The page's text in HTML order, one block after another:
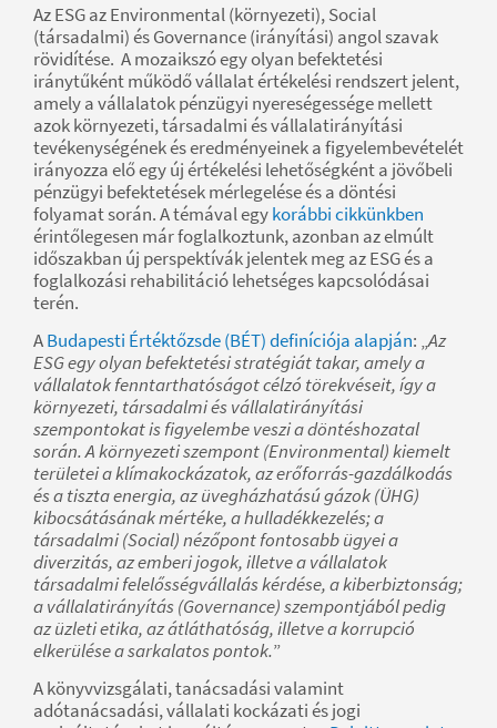
Az ESG az Environmental (környezeti), Social
(társadalmi) és Governance (irányítási) angol szavak
rövidítése. A mozaikszó egy olyan befektetési
iránytűként működő vállalat értékelési rendszert jelent,
amely a vállalatok pénzügyi nyereségessége mellett
azok környezeti, társadalmi és vállalatirányítási
tevékenységének és eredményeinek a figyelembevételét
irányozza elő egy új értékelési lehetőségként a jövőbeli
pénzügyi befektetések mérlegelése és a döntési
folyamat során. A témával egykorábbi cikkünkben
érintőlegesen már foglalkoztunk, azonban az elmúlt
időszakban új perspektívák jelentek meg az ESG és a
foglalkozási rehabilitáció lehetséges kapcsolódásai
terén.
ABudapesti Értéktőzsde (BÉT) definíciója alapján: „Az
ESG egy olyan befektetési stratégiát takar, amely a
vállalatok fenntarthatóságot célzó törekvéseit, így a
környezeti, társadalmi és vállalatirányítási
szempontokat is figyelembe veszi a döntéshozatal
során. A környezeti szempont (Environmental) kiemelt
területei a klímakockázatok, az erőforrás-gazdálkodás
és a tiszta energia, az üvegházhatású gázok (ÜHG)
kibocsátásának mértéke, a hulladékkezelés; a
társadalmi (Social) nézőpont fontosabb ügyei a
diverzitás, az emberi jogok, illetve a vállalatok
társadalmi felelősségvállalás kérdése, a kiberbiztonság;
a vállalatirányítás (Governance) szempontjából pedig
az üzleti etika, az átláthatóság, illetve a korrupció
elkerülése a sarkalatos pontok.”
A könyvvizsgálati, tanácsadási valamint
adótanácsadási, vállalati kockázati és jogi